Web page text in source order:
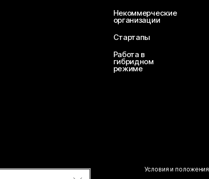
Некоммерческие
организации
Стартапы
Работа в
гибридном
режиме
Условия и положения